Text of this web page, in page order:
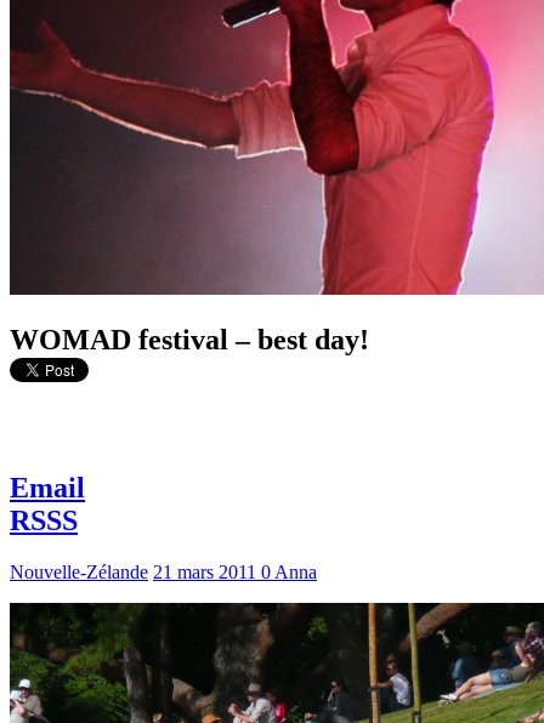
WOMAD festival – best day!
Email
RSSS
Nouvelle-Zélande 21 mars 2011 0 Anna